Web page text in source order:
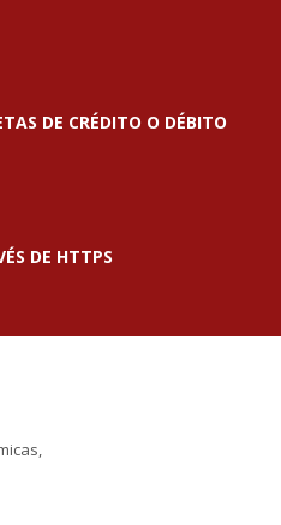
DE CRÉDITO O DÉBITO
DE HTTPS